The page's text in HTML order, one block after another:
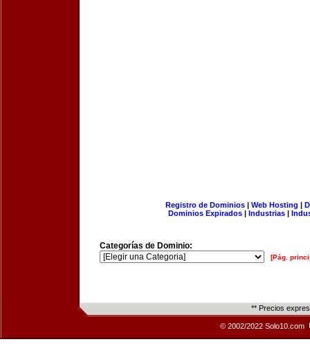
Registro de Dominios| Web Hosting |
Dominios Expirados | Industrias |
Categorías de Dominio:
[Pág.
** Precios
© 2002/2022 Solo10.com